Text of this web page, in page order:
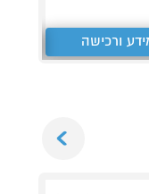
ורכישה